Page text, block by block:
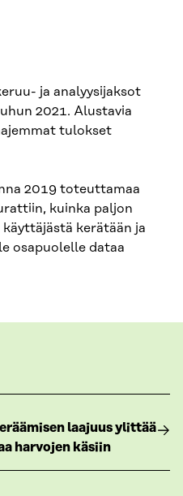
ja analyysijaksot
2021. Alustavia
tulokset
2019 toteuttamaa
kuinka paljon
kerätään ja
osapuolelle dataa
laajuus ylittää
harvojen käsiin